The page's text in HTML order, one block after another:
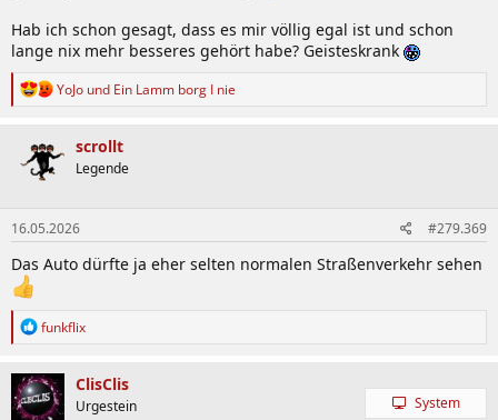
Hab ich schon gesagt, dass es mir völlig egal ist und schon
lange nix mehr besseres gehört habe? Geisteskrank
R
t
n
e
n
:
YoJo und Ein Lamm borg I nie
scrollt
Legende
16.05.2026 #279.369
Das Auto dürfte ja eher selten normalen Straßenverkehr sehen
R
k
t
i
funkflix
ClisClis
Urgestein System